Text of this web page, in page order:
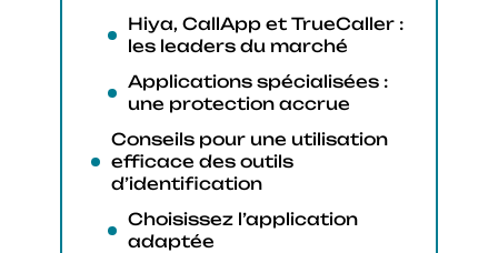
Hiya, CallApp et TrueCaller :
les leaders du marché
Applications spécialisées :
une protection accrue
Conseils pour une utilisation
efficace des outils
d’identification
Choisissez l’application
adaptée